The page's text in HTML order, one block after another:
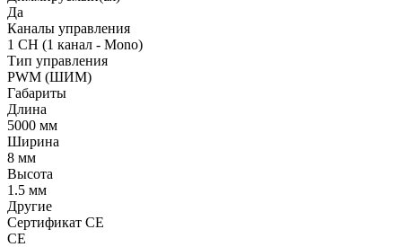
Да
Каналы управления
1 CH (1 канал - Mono)
Тип управления
PWM (ШИМ)
Габариты
Длина
5000 мм
Ширина
8 мм
Высота
1.5 мм
Другие
Сертификат CE
CE